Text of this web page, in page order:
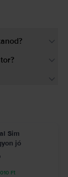
Sim
jó
Ft